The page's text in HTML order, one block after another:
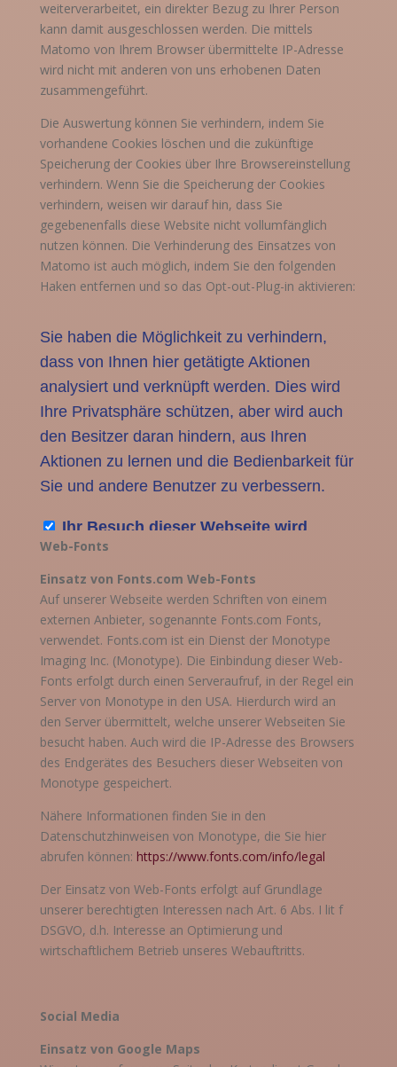
weiterverarbeitet, ein direkter Bezug zu Ihrer Person
kann damit ausgeschlossen werden. Die mittels
Matomo von Ihrem Browser übermittelte IP-Adresse
wird nicht mit anderen von uns erhobenen Daten
zusammengeführt.
Die Auswertung können Sie verhindern, indem Sie
vorhandene Cookies löschen und die zukünftige
Speicherung der Cookies über Ihre Browsereinstellung
verhindern. Wenn Sie die Speicherung der Cookies
verhindern, weisen wir darauf hin, dass Sie
gegebenenfalls diese Website nicht vollumfänglich
nutzen können. Die Verhinderung des Einsatzes von
Matomo ist auch möglich, indem Sie den folgenden
Haken entfernen und so das Opt-out-Plug-in aktivieren:
Web-Fonts
Einsatz von Fonts.com Web-Fonts
Auf unserer Webseite werden Schriften von einem
externen Anbieter, sogenannte Fonts.com Fonts,
verwendet. Fonts.com ist ein Dienst der Monotype
Imaging Inc. (Monotype). Die Einbindung dieser Web-
Fonts erfolgt durch einen Serveraufruf, in der Regel ein
Server von Monotype in den USA. Hierdurch wird an
den Server übermittelt, welche unserer Webseiten Sie
besucht haben. Auch wird die IP-Adresse des Browsers
des Endgerätes des Besuchers dieser Webseiten von
Monotype gespeichert.
Nähere Informationen finden Sie in den
Datenschutzhinweisen von Monotype, die Sie hier
abrufen können: https://www.fonts.com/info/legal
Der Einsatz von Web-Fonts erfolgt auf Grundlage
unserer berechtigten Interessen nach Art. 6 Abs. I lit f
DSGVO, d.h. Interesse an Optimierung und
wirtschaftlichem Betrieb unseres Webauftritts.
Social Media
Einsatz von Google Maps